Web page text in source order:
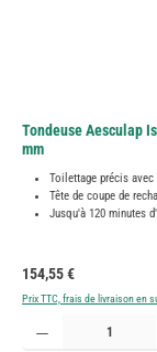
Tondeuse Aesculap
mm
Toilettage précis avec
Tête de coupe de
Jusqu'à 120 minutes
Prix régulier :
154,55 €
Prix TTC, frais de livraison en
Quantité de produit :